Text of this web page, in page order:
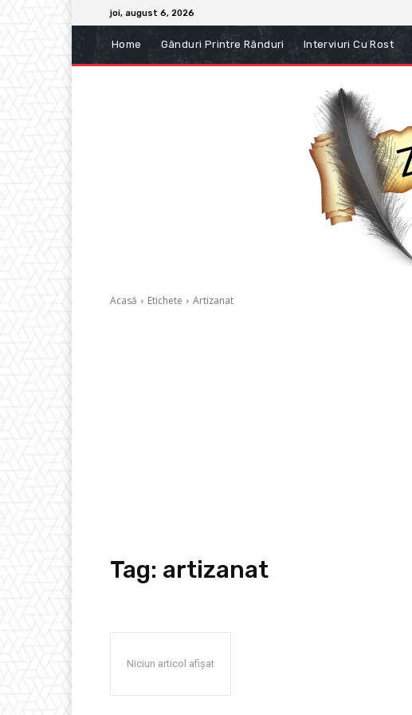
joi, august 6, 2026
Home Gânduri Printre Rânduri Interviuri Cu Rost
Acasă Etichete Artizanat
Tag: artizanat
Niciun articol afișat